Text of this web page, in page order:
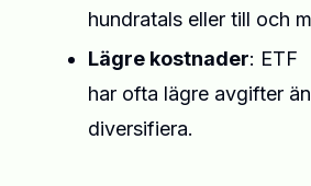
hundratals eller till och
Lägre kostnader: ETF
har ofta lägre avgifter
diversifiera.